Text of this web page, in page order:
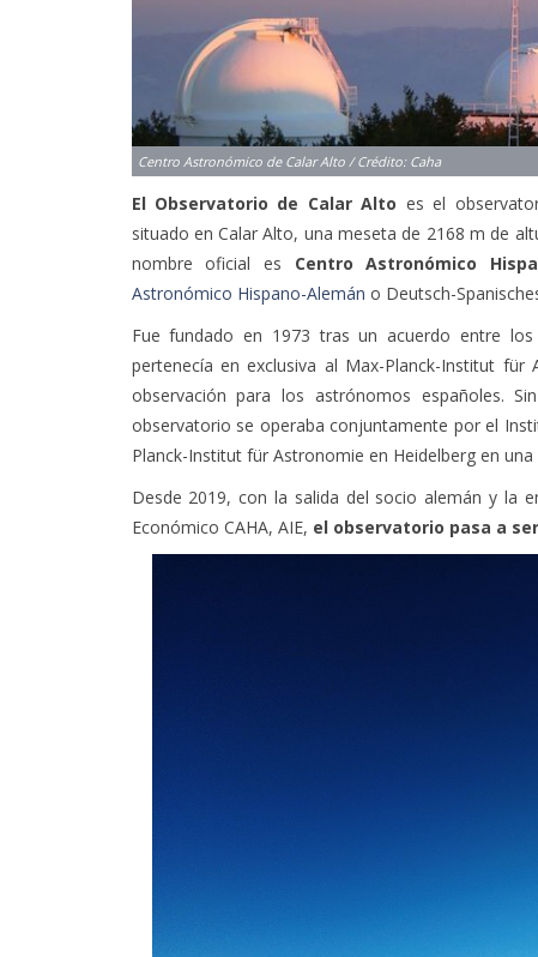
El Observatorio de Calar Alto es el
situado en Calar Alto, una meseta de 2168 m de
nombre oficial es Centro Astronómico
Astronómico Hispano-Alemán o Deutsch-
Fue fundado en 1973 tras un acuerdo entre
pertenecía en exclusiva al Max-Planck-Institut
observación para los astrónomos españoles.
observatorio se operaba conjuntamente por el
Planck-Institut für Astronomie en Heidelberg en
Desde 2019, con la salida del socio alemán y la
Económico CAHA, AIE, el observatorio pasa a ser